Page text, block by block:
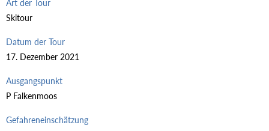
Art der Tour
Skitour
Datum der Tour
17. Dezember 2021
Ausgangspunkt
P Falkenmoos
Gefahreneinschätzung